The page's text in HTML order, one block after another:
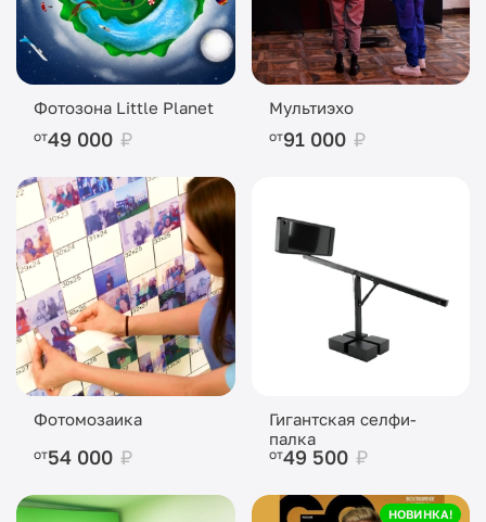
Фотозона Little Planet
от49 000 ₽
Мультиэхо
от91 000 ₽
Фотомозаика
от54 000 ₽
Гигантская селфи-
палка
от49 500 ₽
НОВИНКА!